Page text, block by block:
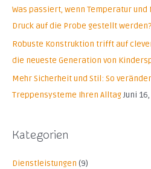
h
:
Was passiert, wenn Temperatur
Druck auf die Probe gestellt werden?
Robuste Konstruktion trifft auf
die neueste Generation von
Mehr Sicherheit und Stil: So
Treppensysteme Ihren AlltagJuni
Kategorien
Dienstleistungen (9)